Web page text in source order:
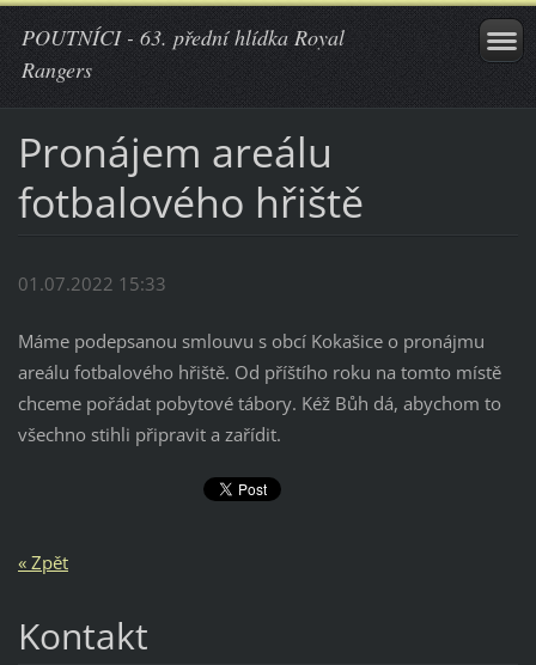
POUTNÍCI - 63. přední hlídka Royal
Rangers
Pronájem areálu
fotbalového hřiště
01.07.2022 15:33
Máme podepsanou smlouvu s obcí Kokašice o pronájmu
areálu fotbalového hřiště. Od příštího roku na tomto místě
chceme pořádat pobytové tábory. Kéž Bůh dá, abychom to
všechno stihli připravit a zařídit.
« Zpět
Kontakt